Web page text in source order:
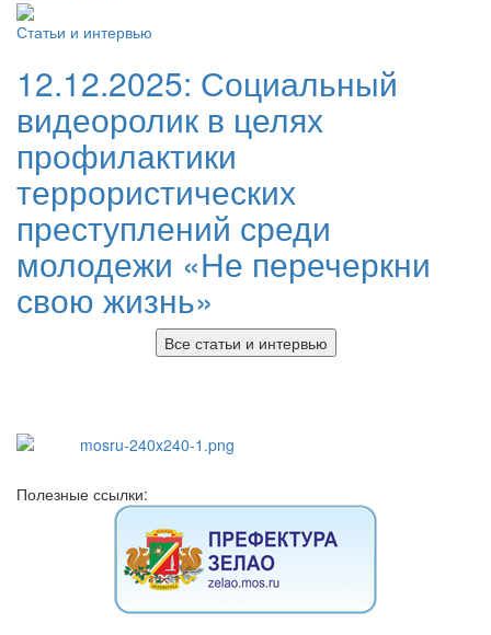
Статьи и интервью
12.12.2025: Социальный
видеоролик в целях
профилактики
террористических
преступлений среди
молодежи «Не перечеркни
свою жизнь»
Все статьи и интервью
Полезные ссылки: